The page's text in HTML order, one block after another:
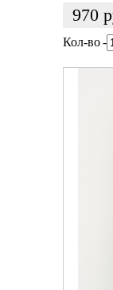
970
Кол-во-